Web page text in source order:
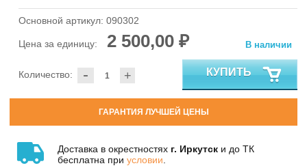
Основной артикул: 090302
Цена за единицу: 2 500,00 ₽
- +
Количество:
В наличии
КУПИТЬ
ГАРАНТИЯ ЛУЧШЕЙ ЦЕНЫ
Доставка в окрестностях г. Иркутск и до ТК
бесплатна при условии